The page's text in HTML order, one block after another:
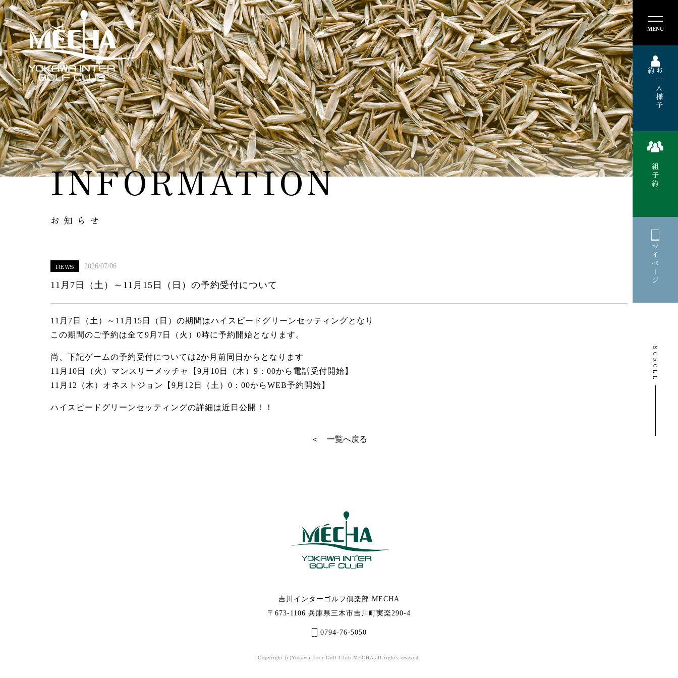
MENU
お
一
人
様
予
約
組予約
マイページ
SCROLL
INFORMATION
お知らせ
NEWS 2026/07/06
11月7日（土）～11月15日（日）の予約受付について
11月7日（土）～11月15日（日）の期間はハイスピードグリーンセッティングとなり
この期間のご予約は全て9月7日（火）0時に予約開始となります。
尚、下記ゲームの予約受付については2か月前同日からとなります
11月10日（火）マンスリーメッチャ【9月10日（木）9：00から電話受付開始】
11月12（木）オネストジョン【9月12日（土）0：00からWEB予約開始】
ハイスピードグリーンセッティングの詳細は近日公開！！
＜ 一覧へ戻る
吉川インターゴルフ俱楽部 MECHA
〒673-1106 兵庫県三木市吉川町実楽290-4
0794-76-5050
Copyright (c)Yokawa Inter Golf Club MECHA all rights reseved.